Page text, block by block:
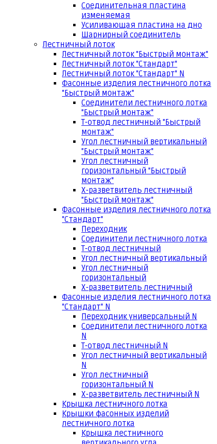
Соединительная пластина
изменяемая
Усиливающая пластина на дно
Шарнирный соединитель
Лестничный лоток
Лестничный лоток "Быстрый монтаж"
Лестничный лоток "Стандарт"
Лестничный лоток "Стандарт" N
Фасонные изделия лестничного лотка
"Быстрый монтаж"
Соединители лестничного лотка
"Быстрый монтаж"
Т-отвод лестничный "Быстрый
монтаж"
Угол лестничный вертикальный
"Быстрый монтаж"
Угол лестничный
горизонтальный "Быстрый
монтаж"
Х-разветвитель лестничный
"Быстрый монтаж"
Фасонные изделия лестничного лотка
"Стандарт"
Переходник
Соединители лестничного лотка
Т-отвод лестничный
Угол лестничный вертикальный
Угол лестничный
горизонтальный
Х-разветвитель лестничный
Фасонные изделия лестничного лотка
"Стандарт" N
Переходник универсальный N
Соединители лестничного лотка
N
Т-отвод лестничный N
Угол лестничный вертикальный
N
Угол лестничный
горизонтальный N
Х-разветвитель лестничный N
Крышка лестничного лотка
Крышки фасонных изделий
лестничного лотка
Крышка лестничного